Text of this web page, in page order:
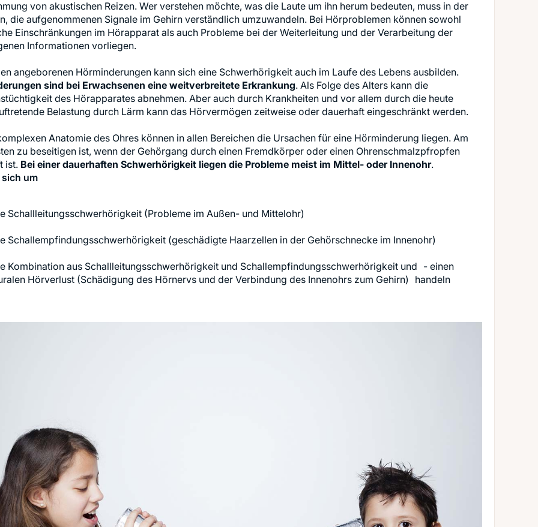
von akustischen Reizen. Wer verstehen möchte, was die Laute um ihn herum bedeuten, muss in der
die aufgenommenen Signale im Gehirn verständlich umzuwandeln. Bei Hörproblemen können sowohl
Einschränkungen im Hörapparat als auch Probleme bei der Weiterleitung und der Verarbeitung der
Informationen vorliegen.
angeborenen Hörminderungen kann sich eine Schwerhörigkeit auch im Laufe des Lebens ausbilden.
sind bei Erwachsenen eine weitverbreitete Erkrankung. Als Folge des Alters kann die
des Hörapparates abnehmen. Aber auch durch Krankheiten und vor allem durch die heute
Belastung durch Lärm kann das Hörvermögen zeitweise oder dauerhaft eingeschränkt werden.
Anatomie des Ohres können in allen Bereichen die Ursachen für eine Hörminderung liegen. Am
zu beseitigen ist, wenn der Gehörgang durch einen Fremdkörper oder einen Ohrenschmalzpfropfen
ist. Bei einer dauerhaften Schwerhörigkeit liegen die Probleme meist im Mittel- oder Innenohr
um
Schallleitungsschwerhörigkeit (Probleme im Außen- und Mittelohr)
Schallempfindungsschwerhörigkeit (geschädigte Haarzellen in der Gehörschnecke im Innenohr)
Kombination aus Schallleitungsschwerhörigkeit und Schallempfindungsschwerhörigkeit und - einen
Hörverlust (Schädigung des Hörnervs und der Verbindung des Innenohrs zum Gehirn) handeln